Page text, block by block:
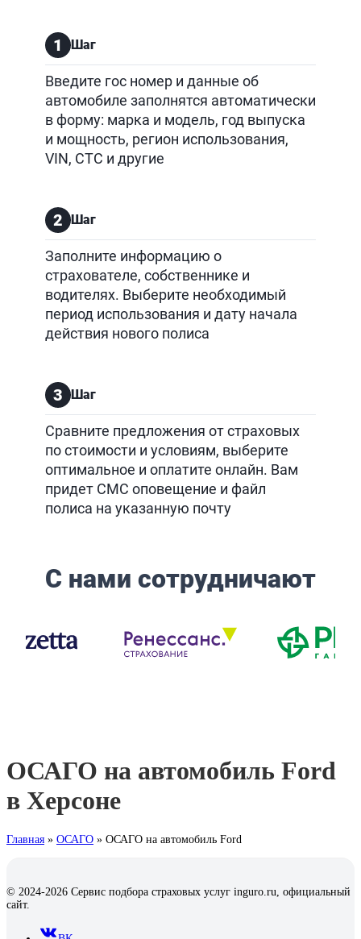
ОСАГО на автомобиль Ford
в Херсоне
Главная » ОСАГО » ОСАГО на автомобиль Ford
© 2024-2026 Сервис подбора страховых услуг inguro.ru, официальный
сайт.